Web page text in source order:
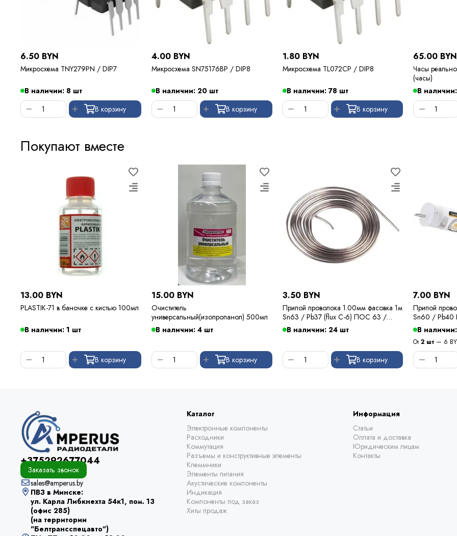
6.50 BYN
Микросхема TNY279PN / DIP7
В наличии: 8 шт
В корзину
4.00 BYN
Микросхема SN75176BP / DIP8
В наличии: 20 шт
В корзину
1.80 BYN
Микросхема TL072CP / DIP8
В наличии: 78 шт
В корзину
65.00 BYN
Часы
(часы)
В
Покупают вместе
13.00 BYN
PLASTIK-71 в баночке с кистью 100мл
В наличии: 1 шт
В корзину
15.00 BYN
Очиститель
универсальный(изопропанол) 500мл
В наличии: 4 шт
В корзину
3.50 BYN
Припой проволока 1.00мм фасовка 1м
Sn63 / Pb37 (flux C-6) ПОС 63 /
Kewei
В наличии: 24 шт
В корзину
7.00 BYN
Припой
Sn60 /
В
От2 шт — 6
+375292677044
Заказать звонок
sales@amperus.by
ПВЗ в Минске:
ул. Карла Либкнехта 54к1, пом. 13
(офис 285)
(на территории
"Белтрансспецавто")
Каталог
Электронные компоненты
Расходники
Коммутация
Разъемы и конструктивные элементы
Клеммники
Элементы питания
Акустические компоненты
Индикация
Компоненты под заказ
Хиты продаж
Информация
Статьи
Оплата и доставка
Юридическим лицам
Контакты